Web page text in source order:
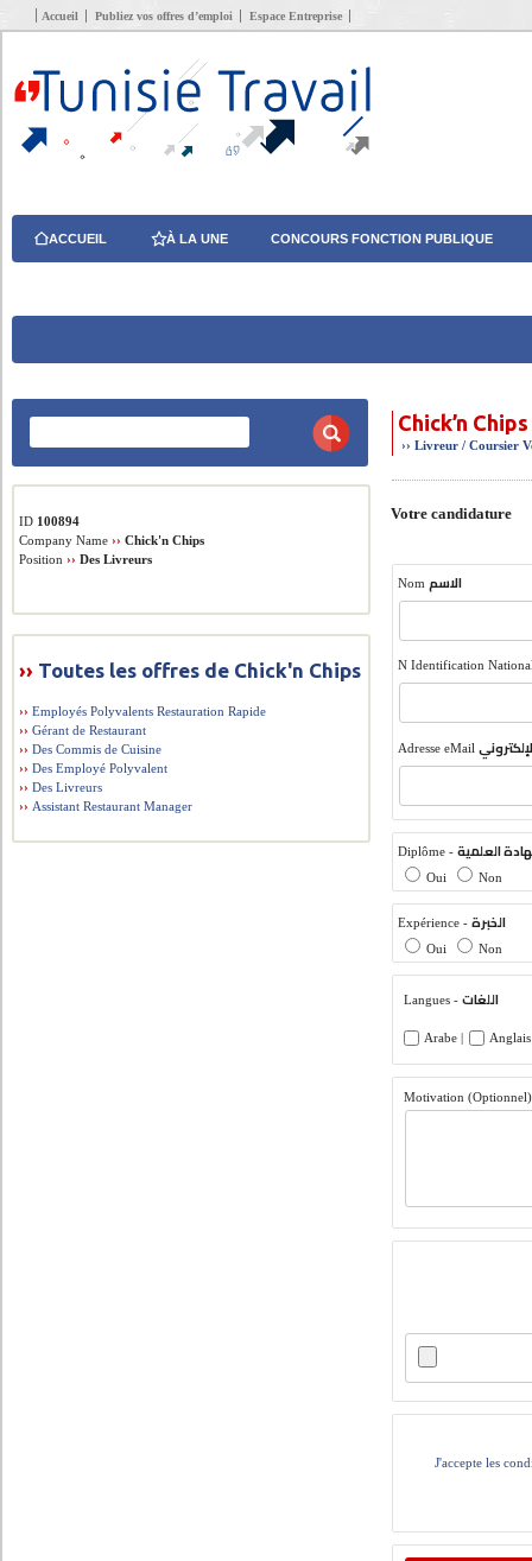
Accueil Publiez vos offres d’emploi Espace Entreprise
ACCUEIL À LA UNE CONCOURS FONCTION PUBLIQUE
Chick’n
››Livreur / Coursier
Votre candidature
Nom الاسم
N Identification
Adresse eMail
Diplôme -العلمية
Oui Non
Expérience -الخبرة
Oui Non
Langues -اللغات
Arabe |
Motivation (Optionnel)
J'accepte les
ID 100894
Company Name ››Chick'n Chips
Position ››Des Livreurs
›› Toutes les offres de Chick'n Chips
››Employés Polyvalents Restauration Rapide
››Gérant de Restaurant
››Des Commis de Cuisine
››Des Employé Polyvalent
››Des Livreurs
›› Assistant Restaurant Manager